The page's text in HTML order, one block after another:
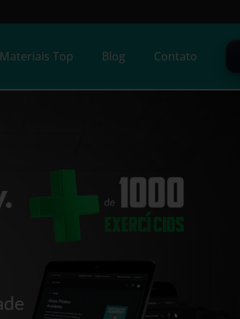
Materiais Top Blog Contato